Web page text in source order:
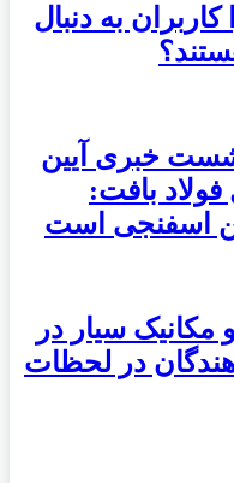
کاربران به دنبال
خبری آیین
بافت:
اسفنجی است
سیار در
در لحظات